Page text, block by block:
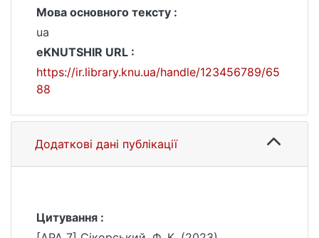
Мова основного тексту :
ua
eKNUTSHIR URL :
https://ir.library.knu.ua/handle/123456789/65
88
Додаткові дані публікації
Цитування :